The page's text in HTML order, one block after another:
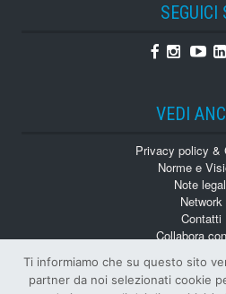
SEGUICI
Facebook
VEDI
Privacy policy &
Norme e
Note
Network
Contatti
Collabora
Numeri
Ti informiamo che su questo sito
partner da noi selezionati cookie